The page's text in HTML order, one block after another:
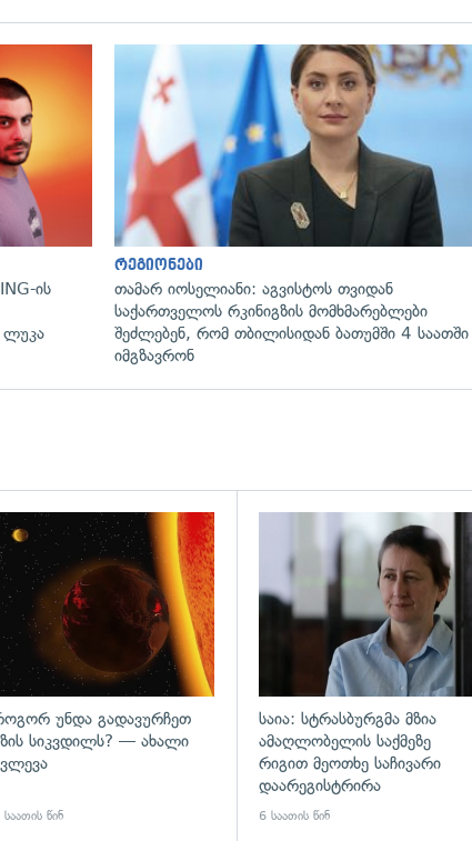
ის
ლუკა
რეგიონები
თამარ იოსელიანი: აგვისტოს თვიდან
საქართველოს რკინიგზის მომხმარებლები
შეძლებენ, რომ თბილისიდან ბათუმში 4 საათში
იმგზავრონ
უნდა გადავურჩეთ
სიკვდილს? — ახალი
საათის წინ
საია: სტრასბურგმა მზია
ამაღლობელის საქმეზე
რიგით მეოთხე საჩივარი
დაარეგისტრირა
6 საათის წინ